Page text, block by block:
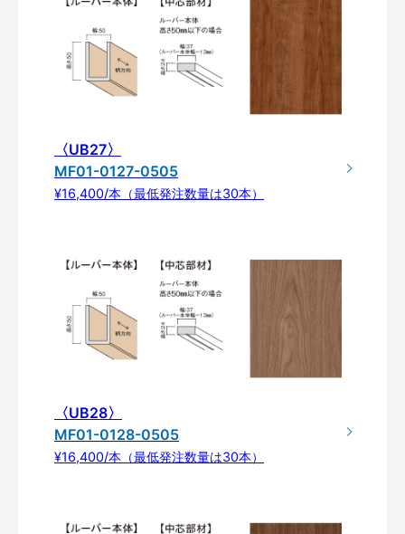
〈UB27〉
MF01-0127-0505
¥16,400/本（最低発注数量は30本）
〈UB28〉
MF01-0128-0505
¥16,400/本（最低発注数量は30本）